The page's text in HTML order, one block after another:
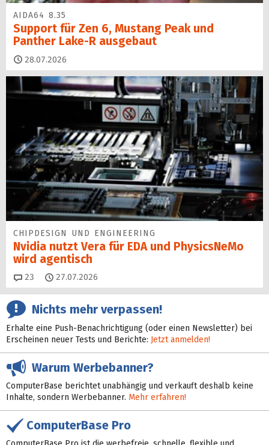
AIDA64 8.35
Support für Zen 6, Mustang Peak und
Panther Lake-R ausgebaut
28.07.2026
CHIPDESIGN UND ENGINEERING
Nvidia nutzt Vera für EDA und PhysicsNeMo
wird agentisch
23 Kommentare
27.07.2026
Nichts mehr verpassen!
Erhalte eine Push-Benachrichtigung (oder einen Newsletter) bei
Erscheinen neuer Tests und Berichte: Jetzt anmelden!
Warum Werbebanner?
ComputerBase berichtet unabhängig und verkauft deshalb keine
Inhalte, sondern Werbebanner. Mehr erfahren!
ComputerBase Pro